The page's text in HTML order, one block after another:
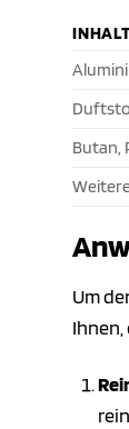
Butan,
Um